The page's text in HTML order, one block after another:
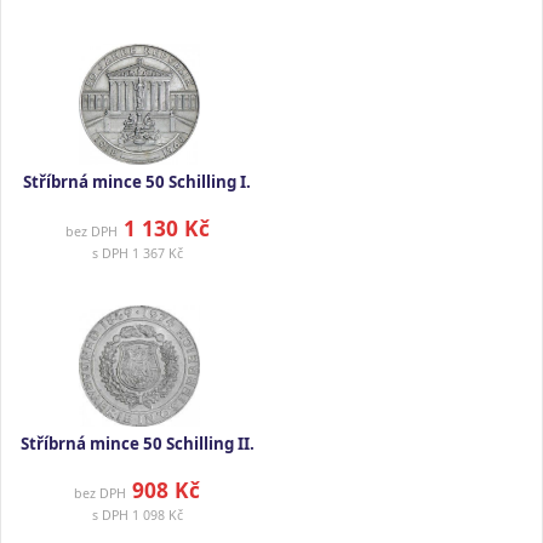
Stříbrná mince 50 Schilling I.
bez DPH 1 130 Kč
s DPH 1 367 Kč
Stříbrná mince 50 Schilling II.
bez DPH 908 Kč
s DPH 1 098 Kč